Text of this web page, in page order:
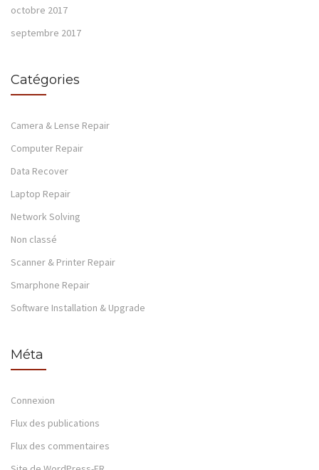
octobre 2017
septembre 2017
Catégories
Camera & Lense Repair
Computer Repair
Data Recover
Laptop Repair
Network Solving
Non classé
Scanner & Printer Repair
Smarphone Repair
Software Installation & Upgrade
Méta
Connexion
Flux des publications
Flux des commentaires